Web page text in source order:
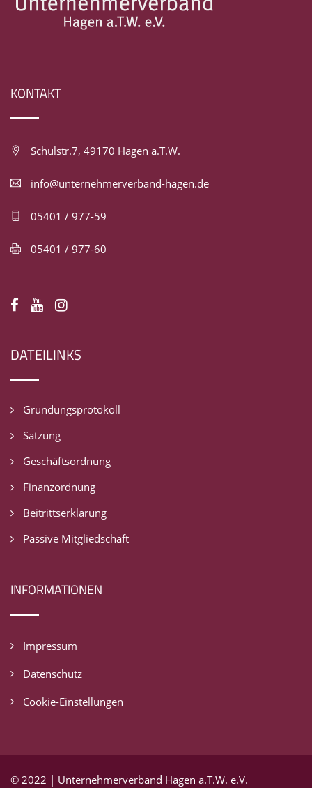
KONTAKT
Schulstr.7, 49170 Hagen a.T.W.
info@unternehmerverband-hagen.de
05401 / 977-59
05401 / 977-60
DATEILINKS
Gründungsprotokoll
Satzung
Geschäftsordnung
Finanzordnung
Beitrittserklärung
Passive Mitgliedschaft
INFORMATIONEN
Impressum
Datenschutz
Cookie-Einstellungen
© 2022 | Unternehmerverband Hagen a.T.W. e.V.